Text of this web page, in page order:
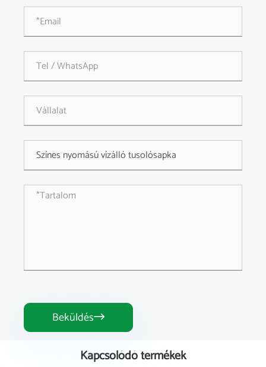
Beküldés
Kapcsolódó termékek